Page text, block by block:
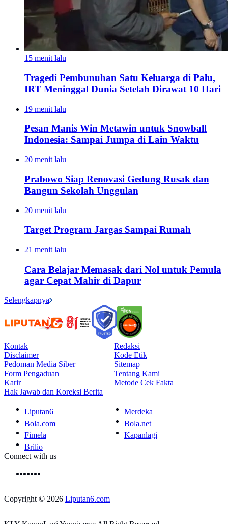
15 menit lalu
Tragedi Pembunuhan Satu Keluarga di Palu,
IRT Meninggal Dunia Setelah Dirawat 10 Hari
19 menit lalu
Pesan Manis Win Metawin untuk Snowball
Indonesia: Sampai Jumpa di Lain Waktu
20 menit lalu
Prabowo Siap Renovasi Gedung Rusak dan
Bangun Sekolah Unggulan
20 menit lalu
Target Program Jargas Sampai Rumah
21 menit lalu
Cara Belajar Memasak dari Nol untuk Pemula
agar Cepat Mahir di Dapur
Selengkapnya
Kontak
Redaksi
Disclaimer
Kode Etik
Pedoman Media Siber
Sitemap
Form Pengaduan
Tentang Kami
Karir
Metode Cek Fakta
Hak Jawab dan Koreksi Berita
Liputan6
Merdeka
Bola.com
Bola.net
Fimela
Kapanlagi
Brilio
Connect with us
Copyright © 2026 Liputan6.com